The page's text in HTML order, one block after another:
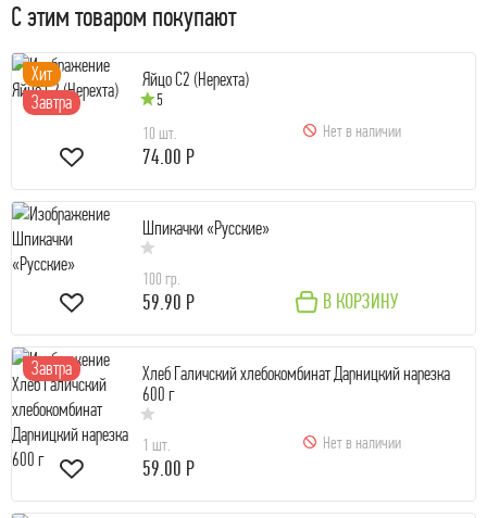
С этим товаром покупают
Хит
Завтра
5
Яйцо С2 (Нерехта)
10 шт.
74.00 Р
Нет в наличии
Шпикачки «Русские»
100 гр.
59.90 Р В КОРЗИНУ
Завтра
Хлеб Галичский хлебокомбинат Дарницкий нарезка
600 г
1 шт.
59.00 Р
Нет в наличии